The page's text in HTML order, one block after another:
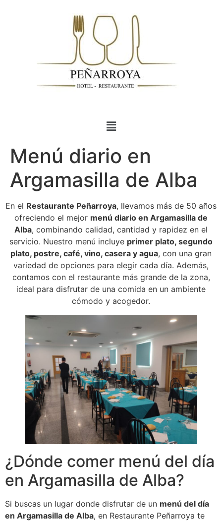
Menú diario en
Argamasilla de Alba
En el Restaurante Peñarroya, llevamos más de 50 años
ofreciendo el mejor menú diario en Argamasilla de
Alba, combinando calidad, cantidad y rapidez en el
servicio. Nuestro menú incluye primer plato, segundo
plato, postre, café, vino, casera y agua, con una gran
variedad de opciones para elegir cada día. Además,
contamos con el restaurante más grande de la zona,
ideal para disfrutar de una comida en un ambiente
cómodo y acogedor.
¿Dónde comer menú del día
en Argamasilla de Alba?
Si buscas un lugar donde disfrutar de un menú del día
en Argamasilla de Alba, en Restaurante Peñarroya te